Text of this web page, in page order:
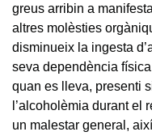
greus arribin a
altres molèsties
disminueix la ingesta
seva dependència
quan es lleva, presenti
l’alcoholèmia durant el
un malestar general,